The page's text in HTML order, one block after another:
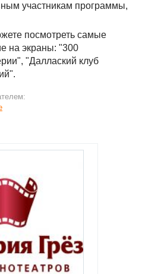
участникам программы,
посмотреть самые
на экраны: "300
"Даллаский клуб